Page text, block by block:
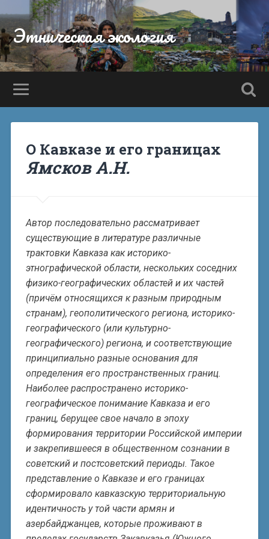
Этническая экология
О Кавказе и его границах
Ямсков А.Н.
Автор последовательно рассматривает
существующие в литературе различные
трактовки Кавказа как историко-
этнографической области, нескольких соседних
физико-географических областей и их частей
(причём относящихся к разным природным
странам), геополитического региона, историко-
географического (или культурно-
географического) региона, и соответствующие
принципиально разные основания для
определения его пространственных границ.
Наиболее распространено историко-
географическое понимание Кавказа и его
границ, берущее свое начало в эпоху
формирования территории Российской империи
и закрепившееся в общественном сознании в
советский и постсоветский периоды. Такое
представление о Кавказе и его границах
сформировало кавказскую территориальную
идентичность у той части армян и
азербайджанцев, которые проживают в